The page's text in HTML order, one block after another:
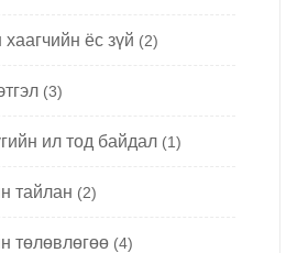
ёс зүй (2)
(3)
ил тод байдал (1)
тайлан (2)
төлөвлөгөө (4)